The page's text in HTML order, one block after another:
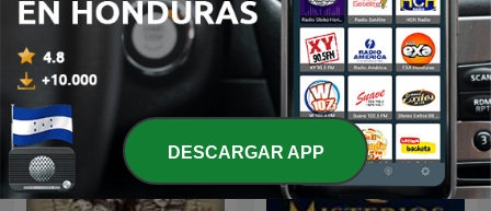
Inframundo Relatos De
Terror
Paranormal
DESCARGAR APP